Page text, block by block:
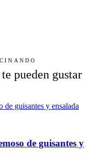
pueden gustar
de guisantes y